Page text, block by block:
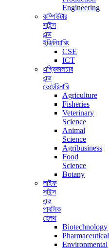
Engineering
কম্পিউটার
সাইন্স
এন্ড
ইঞ্জিনিয়ারিং
CSE
ICT
এগ্রিকালচার
এন্ড
ভেটেরিনারি
Agriculture
Fisheries
Veterinary
Science
Animal
Science
Agribusiness
Food
Science
Botany
লাইফ
সাইন্স
এন্ড
পাবলিক
হেলথ
Biotechnology
Pharmaceutical
Environmental